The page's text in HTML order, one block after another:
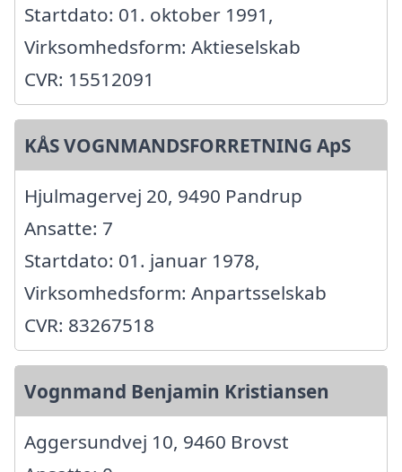
Startdato: 01. oktober 1991,
Virksomhedsform: Aktieselskab
CVR: 15512091
KÅS VOGNMANDSFORRETNING ApS
Hjulmagervej 20, 9490 Pandrup
Ansatte: 7
Startdato: 01. januar 1978,
Virksomhedsform: Anpartsselskab
CVR: 83267518
Vognmand Benjamin Kristiansen
Aggersundvej 10, 9460 Brovst